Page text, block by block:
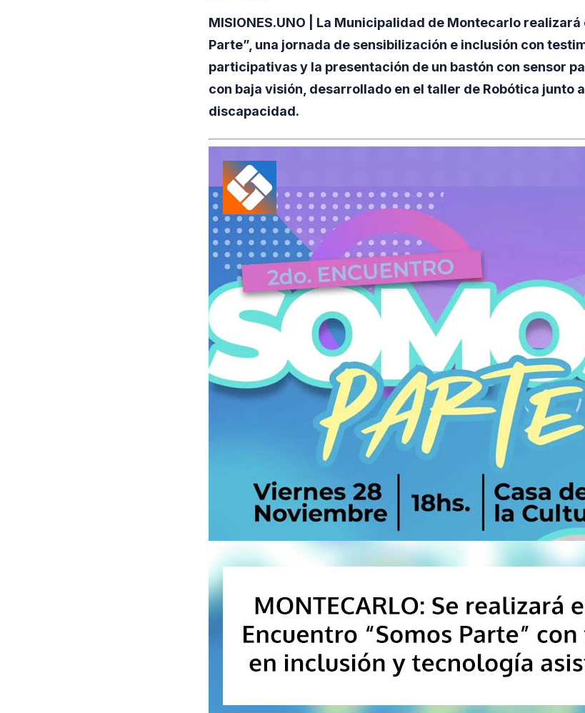
MISIONES.UNO | La Municipalidad de Montecarlo realizará
Parte”, una jornada de sensibilización e inclusión con
participativas y la presentación de un bastón con sensor
con baja visión, desarrollado en el taller de Robótica junto
discapacidad.